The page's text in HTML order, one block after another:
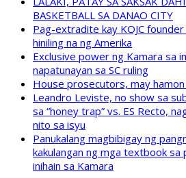
BASKETBALL SA DANAO CITY
Pag-extradite kay KOJC
hiniling na ng Amerika
Exclusive power ng Kamara sa
napatunayan sa SC ruling
House prosecutors, may hamon
Leandro Leviste, no show sa
sa “honey trap” vs. ES Recto,
nito sa isyu
Panukalang magbibigay ng
kakulangan ng mga textbook sa
inihain sa Kamara